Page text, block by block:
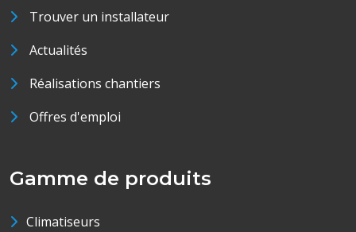
Trouver un installateur
Actualités
Réalisations chantiers
Offres d'emploi
Gamme de produits
Climatiseurs